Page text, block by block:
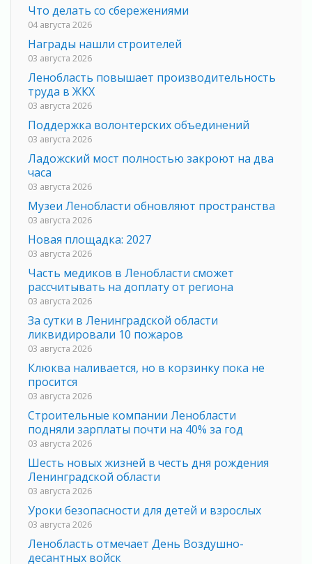
Что делать со сбережениями
04 августа 2026
Награды нашли строителей
03 августа 2026
Ленобласть повышает производительность
труда в ЖКХ
03 августа 2026
Поддержка волонтерских объединений
03 августа 2026
Ладожский мост полностью закроют на два
часа
03 августа 2026
Музеи Ленобласти обновляют пространства
03 августа 2026
Новая площадка: 2027
03 августа 2026
Часть медиков в Ленобласти сможет
рассчитывать на доплату от региона
03 августа 2026
За сутки в Ленинградской области
ликвидировали 10 пожаров
03 августа 2026
Клюква наливается, но в корзинку пока не
просится
03 августа 2026
Строительные компании Ленобласти
подняли зарплаты почти на 40% за год
03 августа 2026
Шесть новых жизней в честь дня рождения
Ленинградской области
03 августа 2026
Уроки безопасности для детей и взрослых
03 августа 2026
Ленобласть отмечает День Воздушно-
десантных войск